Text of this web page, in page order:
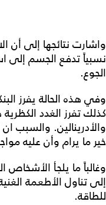
واشارت نتائجها إلى أن
نسبياً تدفع الجسم إلى
الجوع.
وفي هذه الحالة يفرز
كذلك تفرز الغدد
والأدرينالين. والسبب
خير ما يرام وأن عليه
وغالباً ما يلجأ
إلى تناول الأطعمة
للطاقة.